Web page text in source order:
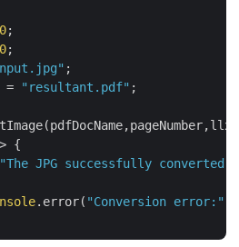
;
;
;
= "resultant.pdf" ;
{
"The JPG successfully converted
.error( "Conversion error:"